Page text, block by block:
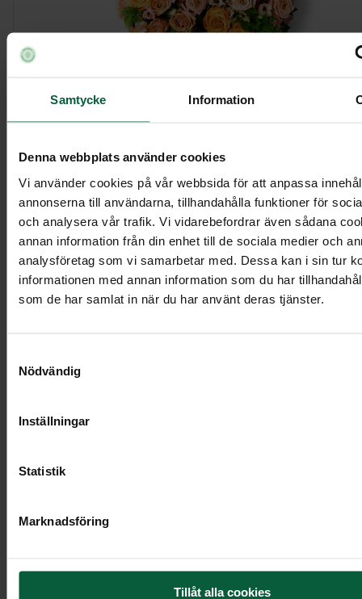
Samtycke Information
Denna webbplats använder cookies
Vi använder cookies på vår webbsida för att anpassa
annonserna till användarna, tillhandahålla funktioner för
och analysera vår trafik. Vi vidarebefordrar även sådana
annan information från din enhet till de sociala medier och
analysföretag som vi samarbetar med. Dessa kan i sin tur
informationen med annan information som du har
som de har samlat in när du har använt deras tjänster.
Nödvändig
Inställningar
Statistik
Marknadsföring
Tillåt alla cookies
Hjärta - Gyllene rosor, större
3 695 kr
Visa mer